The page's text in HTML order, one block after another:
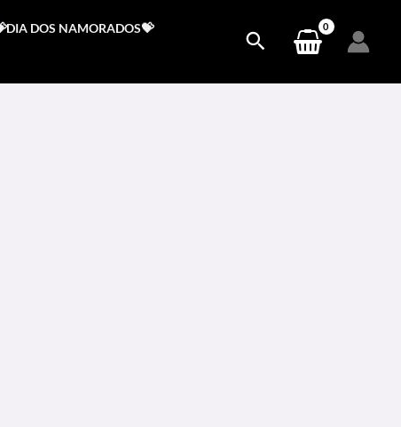
DOS NAMORADOS💝